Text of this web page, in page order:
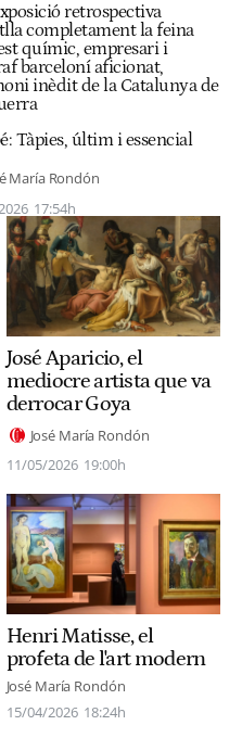
retrospectiva
completament la feina
químic, empresari i
barceloní aficionat,
inèdit de la Catalunya de
Tàpies, últim i essencial
María Rondón
17:54h
José Aparicio, el
mediocre artista que va
derrocar Goya
José María Rondón
11/05/2026 19:00h
Henri Matisse, el
profeta de l'art modern
José María Rondón
15/04/2026 18:24h